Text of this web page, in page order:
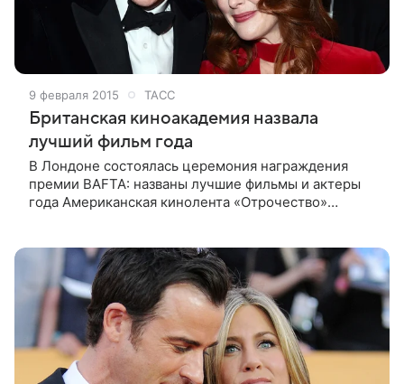
9 февраля 2015 ТАСС
Британская киноакадемия назвала
лучший фильм года
В Лондоне состоялась церемония награждения
премии BAFTA: названы лучшие фильмы и актеры
года Американская кинолента «Отрочество»
и телевизионных